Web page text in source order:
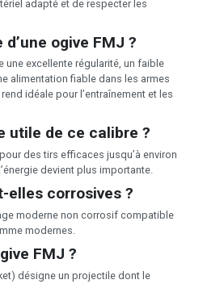
adapté et de respecter les
ogive FMJ ?
une excellente régularité, un faible
alimentation fiable dans les armes
idéale pour l’entraînement et les
utile de ce calibre ?
des tirs efficaces jusqu’à environ
devient plus importante.
elles corrosives ?
moderne non corrosif compatible
modernes.
FMJ ?
désigne un projectile dont le